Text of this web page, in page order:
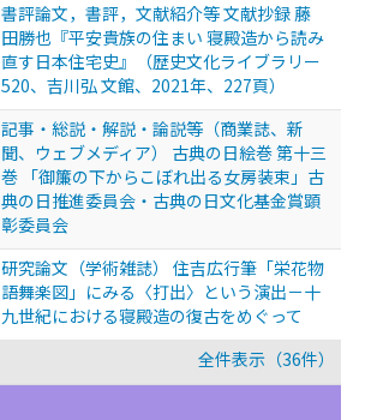
書評論文，書評，文献紹介等 文献抄録 藤
田勝也『平安貴族の住まい 寝殿造から読み
直す日本住宅史』（歴史文化ライブラリー
520、吉川弘 文館、2021年、227頁）
記事・総説・解説・論説等（商業誌、新
聞、ウェブメディア） 古典の日絵巻 第十三
巻 「御簾の下からこぼれ出る女房装束」古
典の日推進委員会・古典の日文化基金賞顕
彰委員会
研究論文（学術雑誌） 住吉広行筆「栄花物
語舞楽図」にみる〈打出〉という演出－十
九世紀における寝殿造の復古をめぐって
全件表示（36件）